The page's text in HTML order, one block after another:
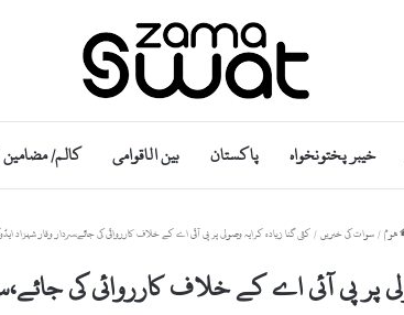
خیبر پختونخواہ پاکستان بین الاقوامی کالم/
ھوم / سوات کی خبریں / کئی گنا زیادہ کرایہ وصولی پر پی آئی اے کے خلاف کارروائی کی جائے،سردار وقار شہزاد
پر پی آئی اے کے خلاف کارروائی کی